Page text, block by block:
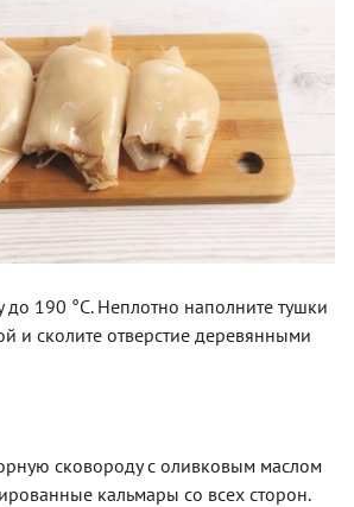
до 190 °C. Неплотно наполните тушки
и сколите отверстие деревянными
сковороду с оливковым маслом
кальмары со всех сторон.